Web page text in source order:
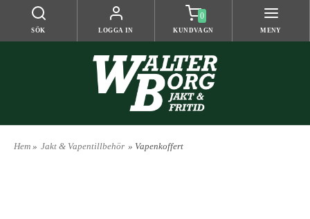
SÖK LOGGA IN
0
KUNDVAGN MENY
Hem » Jakt & Vapentillbehör » Vapenkoffert